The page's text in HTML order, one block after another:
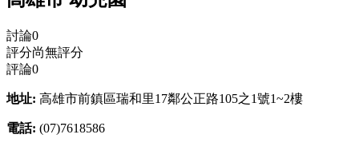
討論0
評分尚無評分
評論0
地址: 高雄市前鎮區瑞和里17鄰公正路105之1號1~2樓
電話: (07)7618586